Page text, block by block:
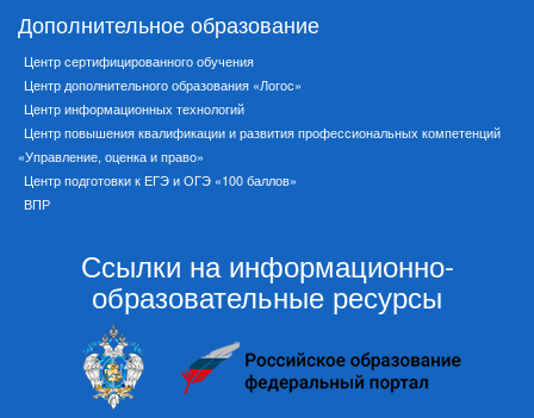
Дополнительное образование
Центр сертифицированного обучения
Центр дополнительного образования «Логос»
Центр информационных технологий
Центр повышения квалификации и развития профессиональных компетенций
«Управление, оценка и право»
Центр подготовки к ЕГЭ и ОГЭ «100 баллов»
ВПР
Ссылки на информационно-
образовательные ресурсы